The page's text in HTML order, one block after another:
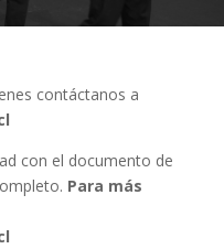
contáctanos a
con el documento de
Para más